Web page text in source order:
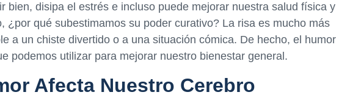
bien, disipa el estrés e incluso puede mejorar nuestra salud física y
¿por qué subestimamos su poder curativo? La risa es mucho más
a un chiste divertido o a una situación cómica. De hecho, el humor
podemos utilizar para mejorar nuestro bienestar general.
Afecta Nuestro Cerebro